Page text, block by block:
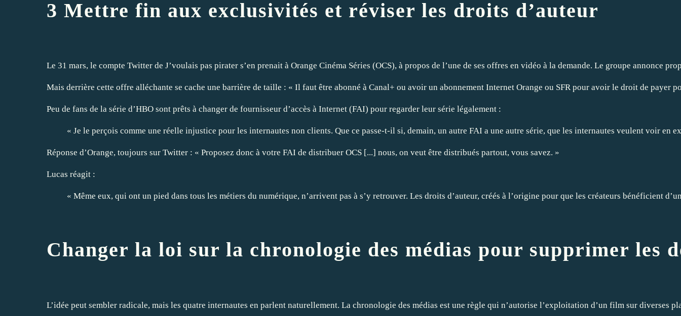
3 Mettre fin aux exclusivités et réviser les droits d’auteur
Le 31 mars, le compte Twitter de J’voulais pas pirater s’en prenait à Orange Cinéma Séries (OCS), à propos de l’une de ses offres en vidéo à la demande. Le groupe
Mais derrière cette offre alléchante se cache une barrière de taille : « Il faut être abonné à Canal+ ou avoir un abonnement Internet Orange ou SFR pour avoir le droit de payer
Peu de fans de la série d’HBO sont prêts à changer de fournisseur d’accès à Internet (FAI) pour regarder leur série légalement :
« Je le perçois comme une réelle injustice pour les internautes non clients. Que ce passe-t-il si, demain, un autre FAI a une autre série, que les internautes veulent voir en
Réponse d’Orange, toujours sur Twitter : « Proposez donc à votre FAI de distribuer OCS [...] nous, on veut être distribués partout, vous savez. »
Lucas réagit :
« Même eux, qui ont un pied dans tous les métiers du numérique, n’arrivent pas à s’y retrouver. Les droits d’auteur, créés à l’origine pour que les créateurs bénéficient
Changer la loi sur la chronologie des médias pour supprimer les
L’idée peut sembler radicale, mais les quatre internautes en parlent naturellement. La chronologie des médias est une règle qui n’autorise l’exploitation d’un film sur diverses